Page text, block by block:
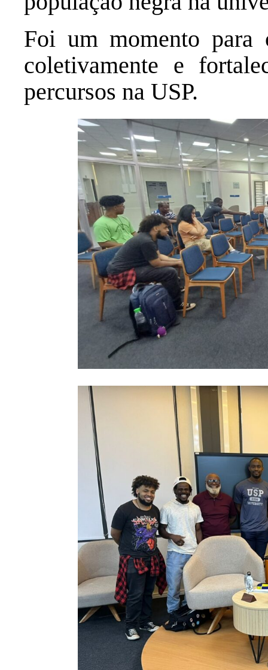
Foi um momento para
coletivamente e
percursos na USP.